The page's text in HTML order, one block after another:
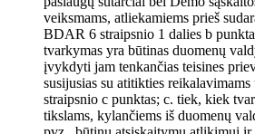
veiksmams, atliekamiems prieš
BDAR 6 straipsnio 1 dalies b
tvarkymas yra būtinas duomenų
įvykdyti jam tenkančias teisines
susijusias su atitikties
straipsnio c punktas; c. tiek, kiek
tikslams, kylančiems iš duomenų